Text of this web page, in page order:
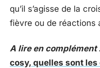
qu’il s’agisse de la
fièvre ou de réactions
A lire en complément
cosy, quelles sont